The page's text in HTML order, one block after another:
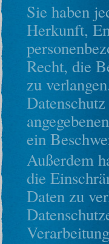
Sie haben
Herkunft,
Recht, die
zu
ein
Außerdem
die
Daten zu